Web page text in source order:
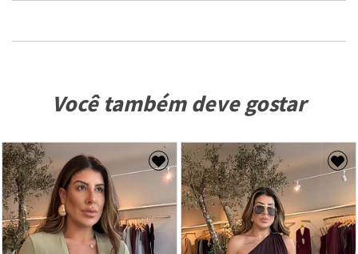
Você também deve gostar